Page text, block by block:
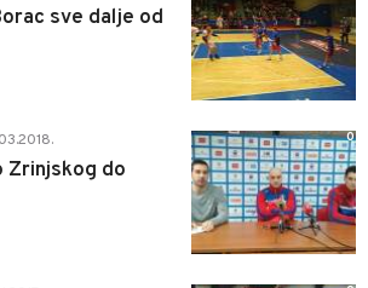
sve dalje od
Zrinjskog do
0